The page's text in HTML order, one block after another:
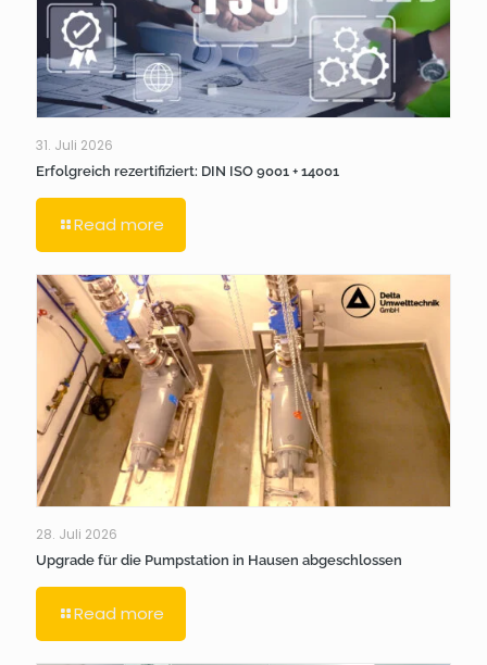
31. Juli 2026
Erfolgreich rezertifiziert: DIN ISO 9001 + 14001
Read more
28. Juli 2026
Upgrade für die Pumpstation in Hausen abgeschlossen
Read more